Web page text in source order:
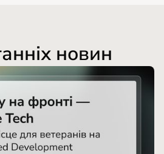
новин